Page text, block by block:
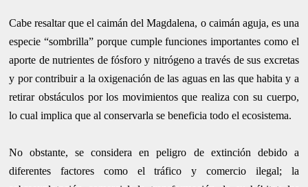
Cabe resaltar que el caimán del Magdalena, o caimán aguja, es una
especie “sombrilla” porque cumple funciones importantes como el
aporte de nutrientes de fósforo y nitrógeno a través de sus excretas
y por contribuir a la oxigenación de las aguas en las que habita y a
retirar obstáculos por los movimientos que realiza con su cuerpo,
lo cual implica que al conservarla se beneficia todo el ecosistema.
No obstante, se considera en peligro de extinción debido a
diferentes factores como el tráfico y comercio ilegal; la